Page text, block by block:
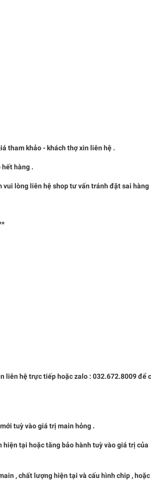
khảo - khách thợ xin liên hệ .
hàng .
liên hệ shop tư vấn tránh đặt sai hàng
liên hệ trực tiếp hoặc zalo : 032.672.8009 để
tuỳ vào giá trị main hỏng .
tại hoặc tăng bảo hành tuỳ vào giá trị của
, chất lượng hiện tại và cấu hình chip , hoặc